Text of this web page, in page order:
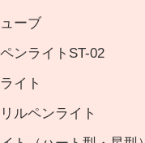
ーブ
ンライトST-02
イト
ルペンライト